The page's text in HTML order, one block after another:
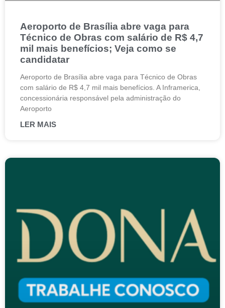
Aeroporto de Brasília abre vaga para
Técnico de Obras com salário de R$ 4,7
mil mais benefícios; Veja como se
candidatar
Aeroporto de Brasília abre vaga para Técnico de Obras
com salário de R$ 4,7 mil mais benefícios. A Inframerica,
concessionária responsável pela administração do
Aeroporto
LER MAIS